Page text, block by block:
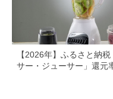
【2026年】ふるさと納税
サー・ジューサー」還元